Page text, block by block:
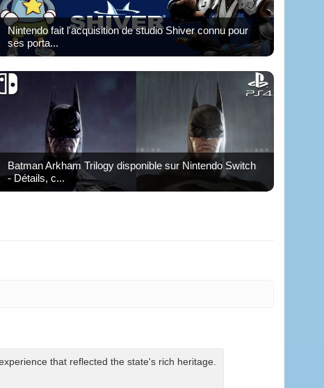
Nintendo fait l'acquisition de studio Shiver connu pour
ses porta...
Batman Arkham Trilogy disponible sur Nintendo Switch
- Détails, c...
that reflected the state's rich heritage.